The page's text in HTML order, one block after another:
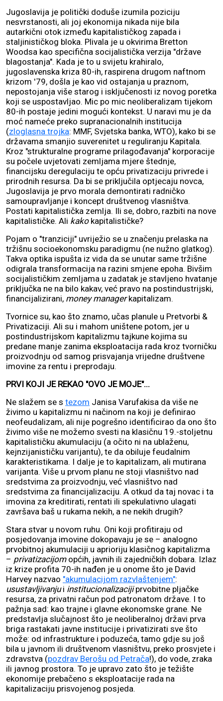
Jugoslavija je politički doduše izumila poziciju
nesvrstanosti, ali joj ekonomija nikada nije bila
autarkični otok između kapitalističkog zapada i
staljinističkog bloka. Plivala je u okvirima Bretton
Woodsa kao specifična socijalistička verzija "države
blagostanja". Kada je to u svijetu krahiralo,
jugoslavenska kriza 80-ih, raspirena drugom naftnom
krizom '79, došla je kao vid ostajanja u praznom,
nepostojanja više starog i isključenosti iz novog poretka
koji se uspostavljao. Mic po mic neoliberalizam tijekom
80-ih postaje jedini mogući kontekst. U naravi mu je da
moć nameće preko supranacionalnih institucija
(zloglasna trojka: MMF, Svjetska banka, WTO), kako bi se
državama smanjio suverenitet u reguliranju Kapitala.
Kroz "strukturalne programe prilagođavanja" korporacije
su počele uvjetovati zemljama mjere štednje,
financijsku deregulaciju te opću privatizaciju privrede i
prirodnih resursa. Da bi se priključila optjecaju novca,
Jugoslavija je prvo morala demontirati radničko
samoupravljanje i koncept društvenog vlasništva.
Postati kapitalistička zemlja. Ili se, dobro, razbiti na nove
kapitalističke. Ali kakokapitalističke?
Pojam o "tranziciji" uvriježio se u značenju prelaska na
tržišnu socioekonomsku paradigmu (ne nužno glatkog).
Takva optika ispušta iz vida da se unutar same tržišne
odigrala transformacija na razini smjene epoha. Bivšim
socijalističkim zemljama u zadatak je stavljeno hvatanje
priključka ne na bilo kakav, već pravo na postindustrijski,
financijalizirani, money managerkapitalizam.
Tvornice su, kao što znamo, učas planule u Pretvorbi &
Privatizaciji. Ali su i mahom uništene potom, jer u
postindustrijskom kapitalizmu tajkune kojima su
predane manje zanima eksploatacija rada kroz tvorničku
proizvodnju od samog prisvajanja vrijedne društvene
imovine za rentu i preprodaju.
PRVI KOJI JE REKAO "OVO JE MOJE"...
Ne slažem se s tezom Janisa Varufakisa da više ne
živimo u kapitalizmu ni načinom na koji je definirao
neofeudalizam, ali nije pogrešno identificirao da ono što
živimo više ne možemo svesti na klasičnu 19.-stoljetnu
kapitalističku akumulaciju (a očito ni na ublaženu,
kejnzijanističku varijantu), te da obiluje feudalnim
karakteristikama. I dalje je to kapitalizam, ali mutirana
varijanta. Više u prvom planu ne stoji vlasništvo nad
sredstvima za proizvodnju, već vlasništvo nad
sredstvima za financijalizaciju. A otkud da taj novac i ta
imovina za kreditirati, rentati ili spekulativno ulagati
završava baš u rukama nekih, a ne nekih drugih?
Stara stvar u novom ruhu. Oni koji profitiraju od
posjedovanja imovine dokopavaju je se – analogno
prvobitnoj akumulaciji u aprioriju klasičnog kapitalizma
– privatizacijomopćih, javnih ili zajedničkih dobara. Izlaz
iz krize profita 70-ih nađen je u onome što je David
Harvey nazvao "akumulacijom razvlaštenjem":
usustavljivanjui institucionalizacijiprvobitne pljačke
resursa, za privatni račun pod patronatom države. I to
pažnja sad: kao trajne i glavne ekonomske grane. Ne
predstavlja slučajnost što je neoliberalnoj državi prva
briga rastakati javne institucije i privatizirati sve što
može: od infrastrukture i poduzeća, tamo gdje su još
bila u javnom ili društvenom vlasništvu, preko prosvjete i
zdravstva (pozdrav Berošu od Petrača!), do vode, zraka
ili javnog prostora. To je upravo zato što je težište
ekonomije prebačeno s eksploatacije rada na
kapitalizaciju prisvojenog posjeda.